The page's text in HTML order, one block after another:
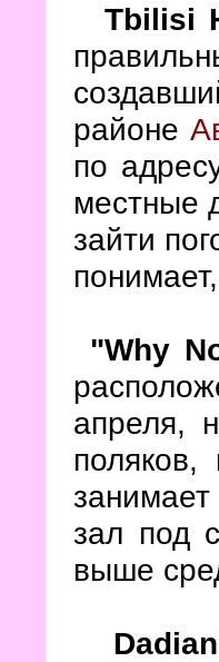
Tbilisi
районе
по
местные
зайти
"Why
апреля,
зал под
выше